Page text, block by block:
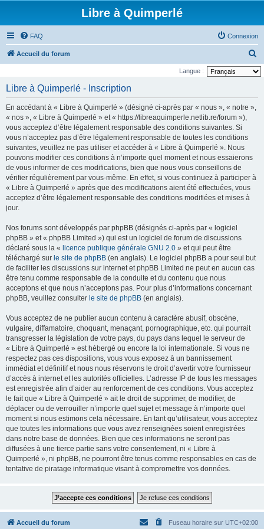
Libre à Quimperlé
FAQ Connexion
Accueil du forum
e
Langue :
Libre à Quimperlé - Inscription
En accédant à « Libre à Quimperlé » (désigné ci-après par « nous », « notre »,
« nos », « Libre à Quimperlé » et « https://libreaquimperle.netlib.re/forum »),
vous acceptez d’être légalement responsable des conditions suivantes. Si
vous n’acceptez pas d’être légalement responsable de toutes les conditions
suivantes, veuillez ne pas utiliser et accéder à « Libre à Quimperlé ». Nous
pouvons modifier ces conditions à n’importe quel moment et nous essaierons
de vous informer de ces modifications, bien que nous vous conseillons de
vérifier régulièrement par vous-même. En effet, si vous continuez à participer à
« Libre à Quimperlé » après que des modifications aient été effectuées, vous
acceptez d’être légalement responsable des conditions modifiées et mises à
jour.
Nos forums sont développés par phpBB (désignés ci-après par « logiciel
phpBB » et « phpBB Limited ») qui est un logiciel de forum de discussions
déclaré sous la « licence publique générale GNU 2.0 » et qui peut être
téléchargé sur le site de phpBB (en anglais). Le logiciel phpBB a pour seul but
de faciliter les discussions sur internet et phpBB Limited ne peut en aucun cas
être tenu comme responsable de la conduite et du contenu que nous
acceptons et que nous n’acceptons pas. Pour plus d’informations concernant
phpBB, veuillez consulter le site de phpBB (en anglais).
Vous acceptez de ne publier aucun contenu à caractère abusif, obscène,
vulgaire, diffamatoire, choquant, menaçant, pornographique, etc. qui pourrait
transgresser la législation de votre pays, du pays dans lequel le serveur de
« Libre à Quimperlé » est hébergé ou encore la loi internationale. Si vous ne
respectez pas ces dispositions, vous vous exposez à un bannissement
immédiat et définitif et nous nous réservons le droit d’avertir votre fournisseur
d’accès à internet et les autorités officielles. L’adresse IP de tous les messages
est enregistrée afin d’aider au renforcement de ces conditions. Vous acceptez
le fait que « Libre à Quimperlé » ait le droit de supprimer, de modifier, de
déplacer ou de verrouiller n’importe quel sujet et message à n’importe quel
moment si nous estimons cela nécessaire. En tant qu’utilisateur, vous acceptez
que toutes les informations que vous avez renseignées soient enregistrées
dans notre base de données. Bien que ces informations ne seront pas
diffusées à une tierce partie sans votre consentement, ni « Libre à
Quimperlé », ni phpBB, ne pourront être tenus comme responsables en cas de
tentative de piratage informatique visant à compromettre vos données.
Accueil du forum Fuseau horaire sur UTC+02:00